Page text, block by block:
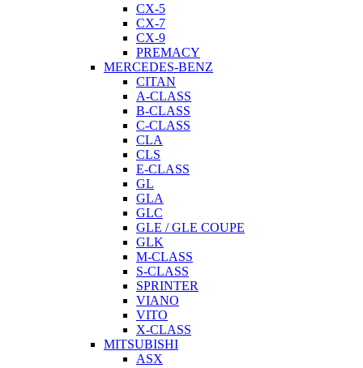
CX-5
CX-7
CX-9
PREMACY
MERCEDES-BENZ
CITAN
A-CLASS
B-CLASS
C-CLASS
CLA
CLS
E-CLASS
GL
GLA
GLC
GLE / GLE COUPE
GLK
M-CLASS
S-CLASS
SPRINTER
VIANO
VITO
X-CLASS
MITSUBISHI
ASX